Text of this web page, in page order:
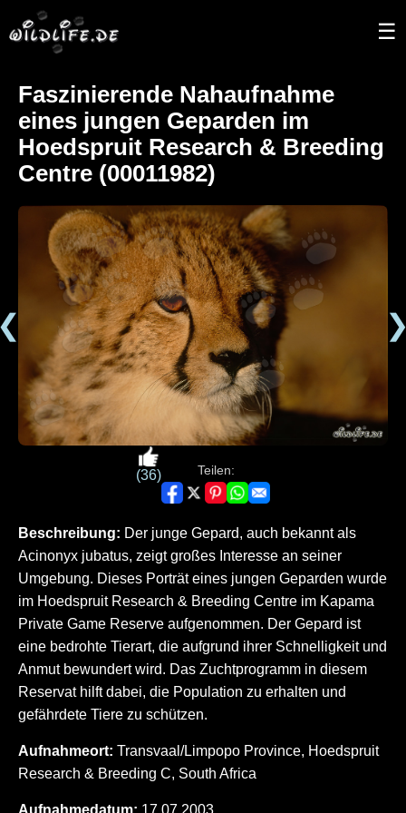
☰
Faszinierende Nahaufnahme
eines jungen Geparden im
Hoedspruit Research & Breeding
Centre (00011982)
(36) Teilen:
Beschreibung: Der junge Gepard, auch bekannt als
Acinonyx jubatus, zeigt großes Interesse an seiner
Umgebung. Dieses Porträt eines jungen Geparden wurde
im Hoedspruit Research & Breeding Centre im Kapama
Private Game Reserve aufgenommen. Der Gepard ist
eine bedrohte Tierart, die aufgrund ihrer Schnelligkeit und
Anmut bewundert wird. Das Zuchtprogramm in diesem
Reservat hilft dabei, die Population zu erhalten und
gefährdete Tiere zu schützen.
Aufnahmeort: Transvaal/Limpopo Province, Hoedspruit
Research & Breeding C, South Africa
Aufnahmedatum: 17.07.2003